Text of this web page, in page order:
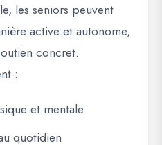
les seniors peuvent
active et autonome,
concret.
:
et mentale
quotidien